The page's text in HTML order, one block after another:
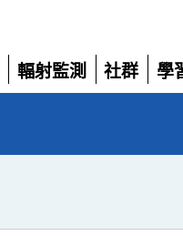
輻射監測
展
社群
展
學
展